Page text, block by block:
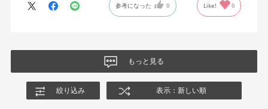
参考になった 0 Like! 0
もっと見る
絞り込み 表示：新しい順